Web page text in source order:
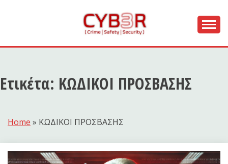
CYB3R
Ετικέτα: ΚΩΔΙΚΟΙ ΠΡΟΣΒΑΣΗΣ
Home » ΚΩΔΙΚΟΙ ΠΡΟΣΒΑΣΗΣ